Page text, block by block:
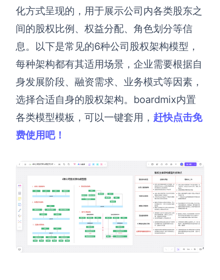
化方式呈现的，用于展示公司内各类股东之
间的股权比例、权益分配、角色划分等信
息。以下是常见的6种公司股权架构模型，
每种架构都有其适用场景，企业需要根据自
身发展阶段、融资需求、业务模式等因素，
选择合适自身的股权架构。boardmix内置
各类模型模板，可以一键套用， 赶快点击免
费使用吧！